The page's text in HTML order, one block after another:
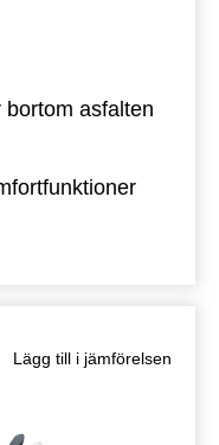
asfalten
Lägg till i jämförelsen